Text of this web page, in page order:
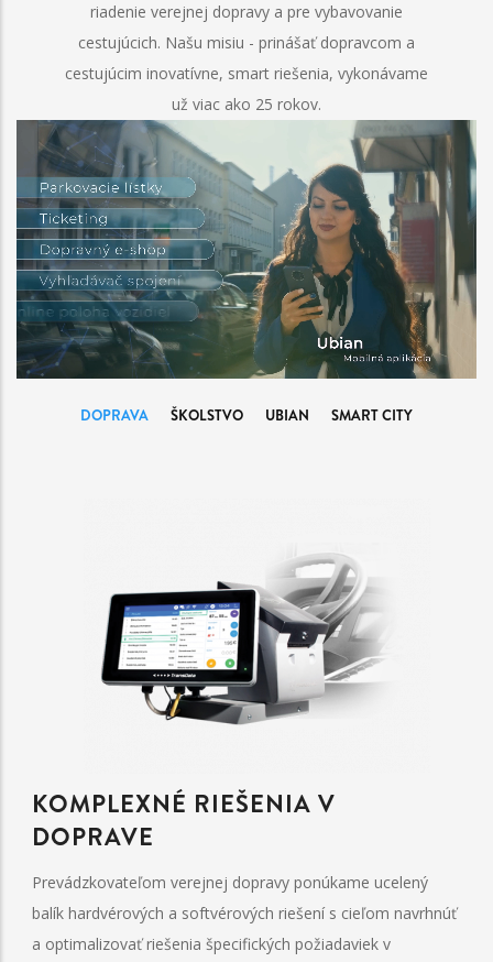
riadenie verejnej dopravy a pre vybavovanie
cestujúcich. Našu misiu - prinášať dopravcom a
cestujúcim inovatívne, smart riešenia, vykonávame
už viac ako 25 rokov.
KOMPLEXNÉ RIEŠENIA V
DOPRAVE
Prevádzkovateľom verejnej dopravy ponúkame ucelený
balík hardvérových a softvérových riešení s cieľom navrhnúť
a optimalizovať riešenia špecifických požiadaviek v
DOPRAVA ŠKOLSTVO UBIAN SMART CITY